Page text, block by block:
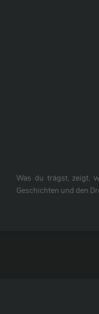
Was du trägst, zeigt,
Geschichten und den